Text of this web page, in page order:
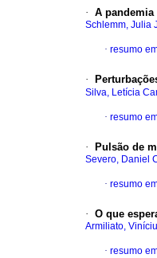
· A pandemia
Schlemm, Julia
· resumo
·
Silva, Letícia
· resumo
· Pulsão de
Severo, Daniel
· resumo
· O que
Armiliato,
· resumo